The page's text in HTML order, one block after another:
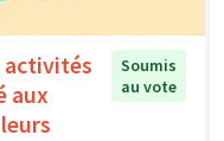
activités
aux
Soumis
au vote